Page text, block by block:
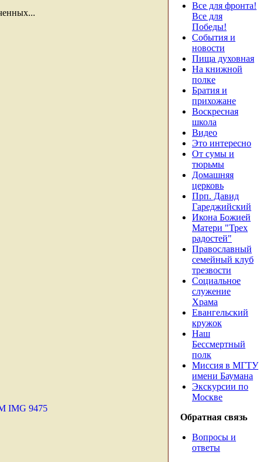
Все для фронта!
Все для
Победы!
События и
новости
Пища духовная
На книжной
полке
Братия и
прихожане
Воскресная
школа
Видео
Это интересно
От сумы и
тюрьмы
Домашняя
церковь
Прп. Давид
Гареджийский
Икона Божией
Матери "Трех
радостей"
Православный
семейный клуб
трезвости
Социальное
служение
Храма
Евангельский
кружок
Наш
Бессмертный
полк
Миссия в МГТУ
имени Баумана
Экскурсии по
Москве
Обратная связь
Вопросы и
ответы